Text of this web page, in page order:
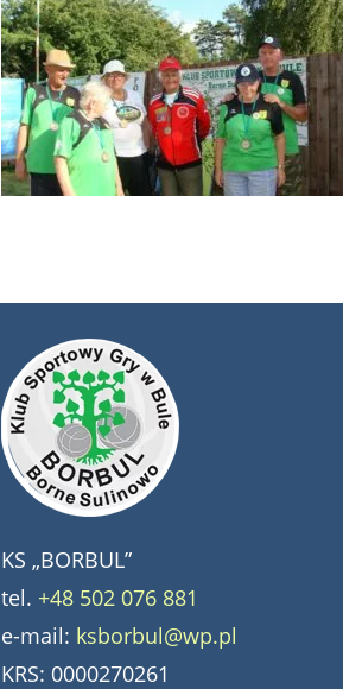
KS „BORBUL”
tel. +48 502 076 881
e-mail: ksborbul@wp.pl
KRS: 0000270261